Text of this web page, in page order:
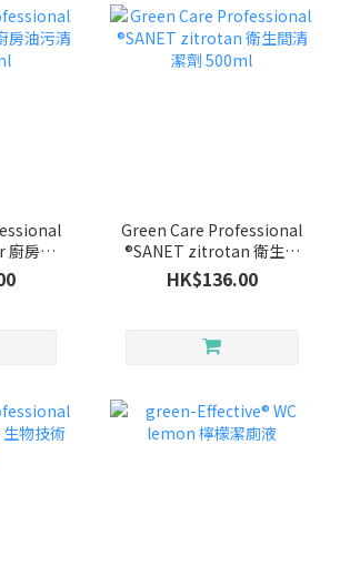
廚房油
Green Care Professional
®SANET zitrotan 衛生間
清潔劑 500ml
HK$136.00